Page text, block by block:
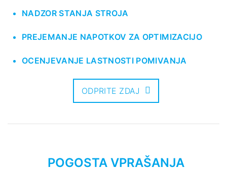
NADZOR STANJA STROJA
PREJEMANJE NAPOTKOV ZA OPTIMIZACIJO
OCENJEVANJE LASTNOSTI POMIVANJA
ODPRITE ZDAJ
POGOSTA VPRAŠANJA